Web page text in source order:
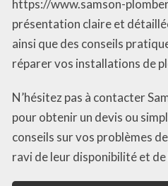
https://www.samson-
présentation claire et
ainsi que des conseils
réparer vos installations de
N’hésitez pas à contacter
pour obtenir un devis ou
conseils sur vos problèmes
ravi de leur disponibilité et